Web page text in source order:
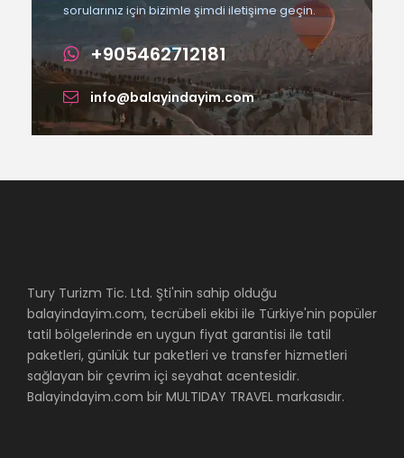
sorularınız için bizimle şimdi iletişime geçin.
+905462712181
info@balayindayim.com
Tury Turizm Tic. Ltd. Şti'nin sahip olduğu
balayindayim.com, tecrübeli ekibi ile Türkiye'nin popüler
tatil bölgelerinde en uygun fiyat garantisi ile tatil
paketleri, günlük tur paketleri ve transfer hizmetleri
sağlayan bir çevrim içi seyahat acentesidir.
Balayindayim.com bir MULTIDAY TRAVEL markasıdır.